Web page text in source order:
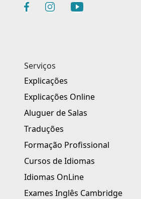
Serviços
Explicações
Explicações Online
Aluguer de Salas
Traduções
Formação Profissional
Cursos de Idiomas
Idiomas OnLine
Exames Inglês Cambridge